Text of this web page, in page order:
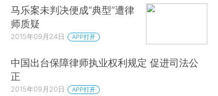
马乐案未判决便成“典型”遭律
师质疑
2015年09月24日 APP打开
中国出台保障律师执业权利规定 促进司法公
正
2015年09月20日 APP打开